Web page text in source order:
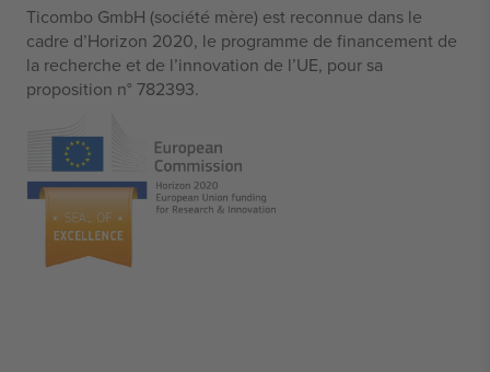
Ticombo GmbH (société mère) est reconnue dans le
cadre d’Horizon 2020, le programme de financement de
la recherche et de l’innovation de l’UE, pour sa
proposition n° 782393.